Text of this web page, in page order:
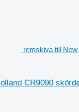
remskiva till
CR9090